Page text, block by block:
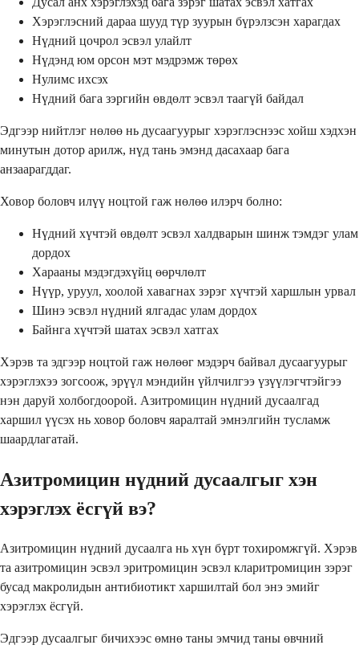
Хэрэглэсний дараа шууд түр зуурын бүрэлзсэн харагдах
Нүдний цочрол эсвэл улайлт
Нүдэнд юм орсон мэт мэдрэмж төрөх
Нулимс ихсэх
Нүдний бага зэргийн өвдөлт эсвэл таагүй байдал
Эдгээр нийтлэг нөлөө нь дусаагуурыг хэрэглэснээс хойш хэдхэн
минутын дотор арилж, нүд тань эмэнд дасахаар бага
анзаарагддаг.
Ховор боловч илүү ноцтой гаж нөлөө илэрч болно:
Нүдний хүчтэй өвдөлт эсвэл халдварын шинж тэмдэг улам
дордох
Харааны мэдэгдэхүйц өөрчлөлт
Нүүр, уруул, хоолой хавагнах зэрэг хүчтэй харшлын урвал
Шинэ эсвэл нүдний ялгадас улам дордох
Байнга хүчтэй шатах эсвэл хатгах
Хэрэв та эдгээр ноцтой гаж нөлөөг мэдэрч байвал дусаагуурыг
хэрэглэхээ зогсоож, эрүүл мэндийн үйлчилгээ үзүүлэгчтэйгээ
нэн даруй холбогдоорой. Азитромицин нүдний дусаалгад
харшил үүсэх нь ховор боловч яаралтай эмнэлгийн тусламж
шаардлагатай.
Азитромицин нүдний дусаалгыг хэн
хэрэглэх ёсгүй вэ?
Азитромицин нүдний дусаалга нь хүн бүрт тохиромжгүй. Хэрэв
та азитромицин эсвэл эритромицин эсвэл кларитромицин зэрэг
бусад макролидын антибиотикт харшилтай бол энэ эмийг
хэрэглэх ёсгүй.
Эдгээр дусаалгыг бичихээс өмнө таны эмчид таны өвчний